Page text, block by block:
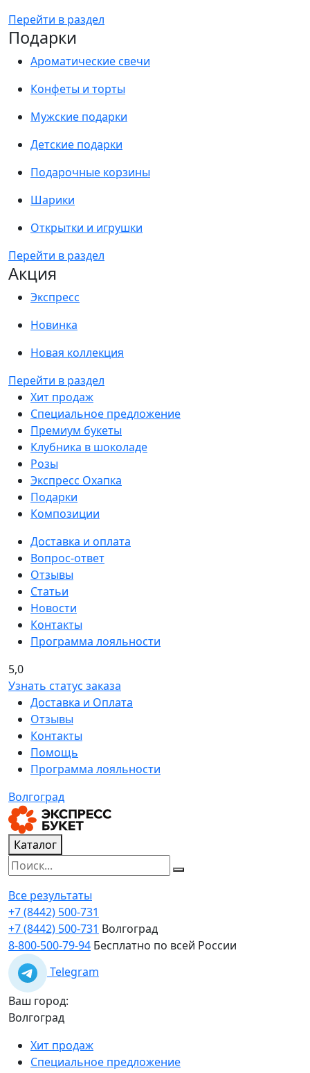
Перейти в раздел
Подарки
Ароматические свечи
Конфеты и торты
Мужские подарки
Детские подарки
Подарочные корзины
Шарики
Открытки и игрушки
Перейти в раздел
Акция
Экспресс
Новинка
Новая коллекция
Перейти в раздел
Хит продаж
Специальное предложение
Премиум букеты
Клубника в шоколаде
Розы
Экспресс Охапка
Подарки
Композиции
Доставка и оплата
Вопрос-ответ
Отзывы
Статьи
Новости
Контакты
Программа лояльности
5,0
Узнать статус заказа
Доставка и Оплата
Отзывы
Контакты
Помощь
Программа лояльности
Волгоград
Каталог
Все результаты
+7 (8442) 500-731
+7 (8442) 500-731 Волгоград
8-800-500-79-94 Бесплатно по всей России
Telegram
Ваш город:
Волгоград
Хит продаж
Специальное предложение